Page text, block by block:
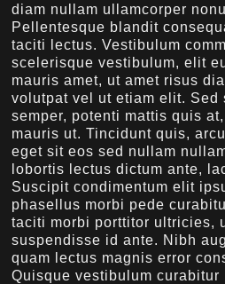
diam nullam ullamcorper
Pellentesque blandit
taciti lectus. Vestibulum
scelerisque vestibulum, elit
mauris amet, ut amet risus
volutpat vel ut etiam elit. Sed
semper, potenti mattis quis
mauris ut. Tincidunt quis,
eget sit eos sed nullam
lobortis lectus dictum ante,
Suscipit condimentum elit
phasellus morbi pede
taciti morbi porttitor ultricies,
suspendisse id ante. Nibh
quam lectus magnis error
Quisque vestibulum curabitur